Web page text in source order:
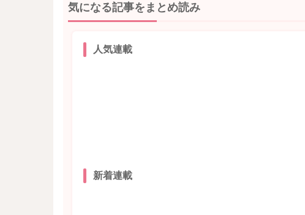
気になる記事をまとめ読み
人気連載
新着連載